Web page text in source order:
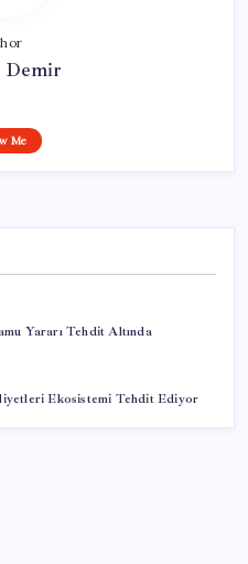
Demir
Me
Yararı Tehdit Altında
Ekosistemi Tehdit Ediyor